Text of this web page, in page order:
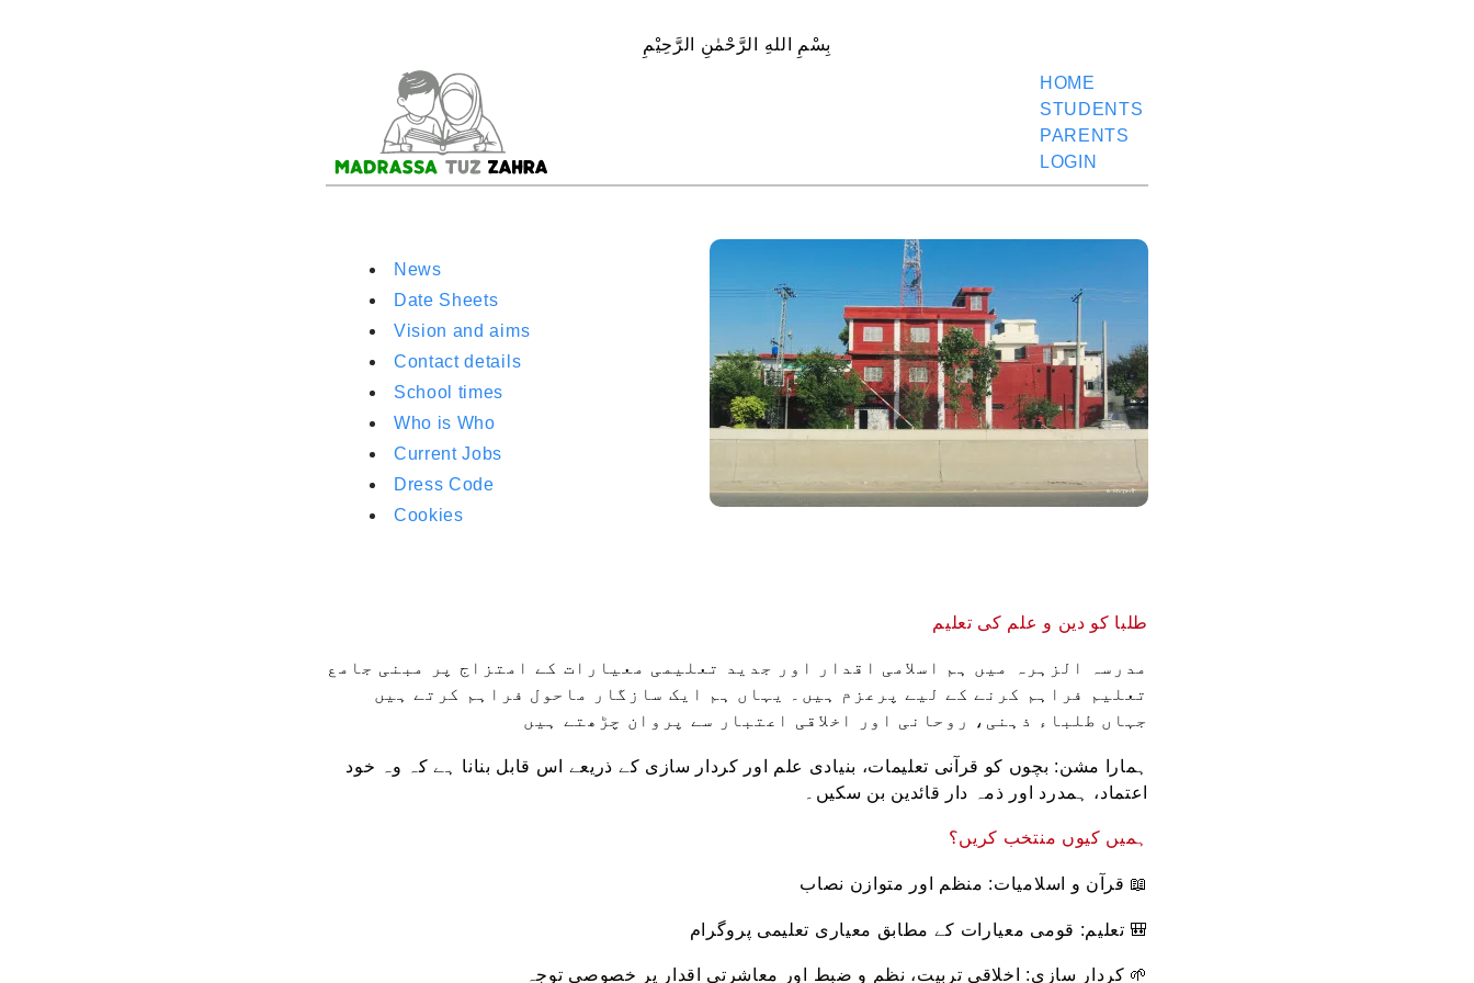
بِسْمِ اللهِ الرَّحْمٰنِ الرَّحِيْمِ
HOME
STUDENTS
PARENTS
LOGIN
News
Date Sheets
Vision and aims
Contact details
School times
Who is Who
Current Jobs
Dress Code
Cookies
طلبا کو دین و علم کی تعلیم
مدرسہ الزہرہ میں ہم اسلامی اقدار اور جدید تعلیمی معیارات کے امتزاج پر مبنی جامع
تعلیم فراہم کرنے کے لیے پرعزم ہیں۔ یہاں ہم ایک سازگار ماحول فراہم کرتے ہیں
جہاں طلباء ذہنی، روحانی اور اخلاقی اعتبار سے پروان چڑھتے ہیں
ہمارا مشن: بچوں کو قرآنی تعلیمات، بنیادی علم اور کردار سازی کے ذریعے اس قابل بنانا ہے کہ وہ خود
اعتماد، ہمدرد اور ذمہ دار قائدین بن سکیں۔
ہمیں کیوں منتخب کریں؟
📖 قرآن و اسلامیات: منظم اور متوازن نصاب
🎒 تعلیم: قومی معیارات کے مطابق معیاری تعلیمی پروگرام
🌱 کردار سازی: اخلاقی تربیت، نظم و ضبط اور معاشرتی اقدار پر خصوصی توجہ